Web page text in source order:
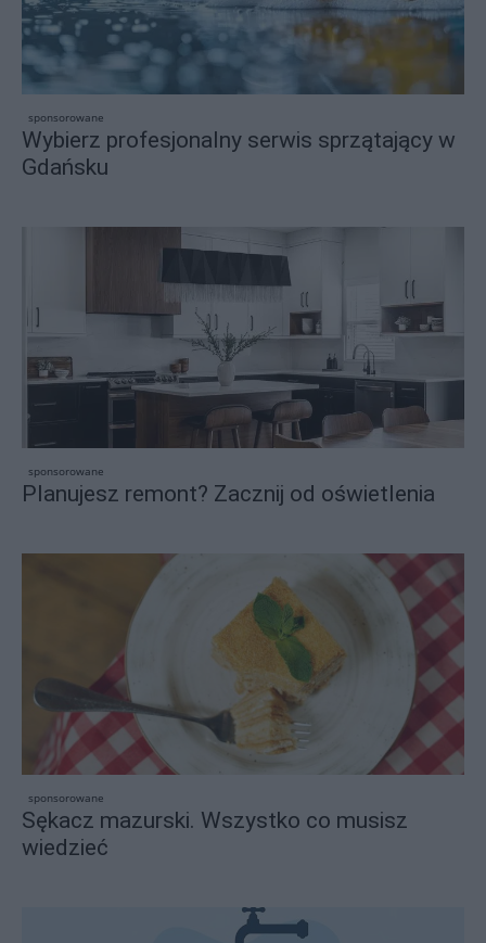
sponsorowane
Wybierz profesjonalny serwis sprzątający w
Gdańsku
sponsorowane
Planujesz remont? Zacznij od oświetlenia
sponsorowane
Sękacz mazurski. Wszystko co musisz
wiedzieć